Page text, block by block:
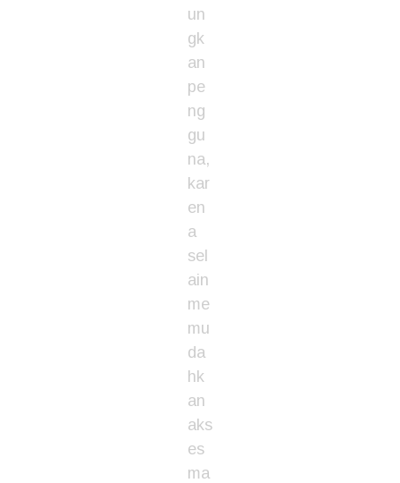
un
gk
an
pe
ng
gu
na,
kar
en
a
sel
ain
me
mu
da
hk
an
aks
es
ma